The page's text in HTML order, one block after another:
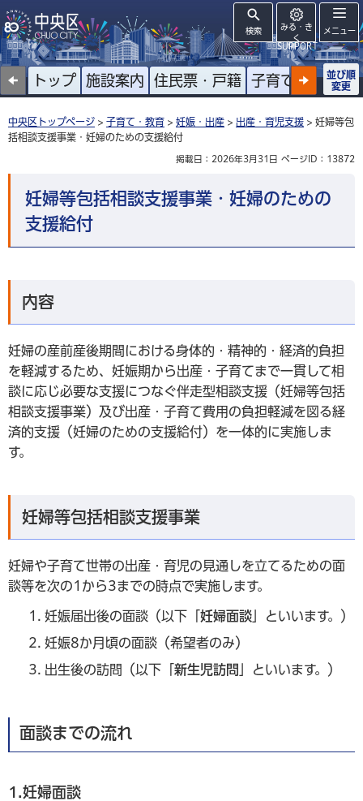
検索
みる・き
く
SUPPORT
メニュー
トップ 施設案内 住民票・戸籍 子育て 高齢者
並び順
変更
中央区トップページ > 子育て・教育 > 妊娠・出産 > 出産・育児支援 > 妊婦等包
括相談支援事業・妊婦のための支援給付
掲載日：2026年3月31日 ページID：13872
妊婦等包括相談支援事業・妊婦のための
支援給付
内容
妊婦の産前産後期間における身体的・精神的・経済的負担
を軽減するため、妊娠期から出産・子育てまで一貫して相
談に応じ必要な支援につなぐ伴走型相談支援（妊婦等包括
相談支援事業）及び出産・子育て費用の負担軽減を図る経
済的支援（妊婦のための支援給付）を一体的に実施しま
す。
妊婦等包括相談支援事業
妊婦や子育て世帯の出産・育児の見通しを立てるための面
談等を次の1から3までの時点で実施します。
妊娠届出後の面談（以下「 妊婦面談 」といいます。）
妊娠8か月頃の面談（希望者のみ）
出生後の訪問（以下「 新生児訪問 」といいます。）
面談までの流れ
1.妊婦面談